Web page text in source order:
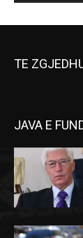
TE
JAVA E